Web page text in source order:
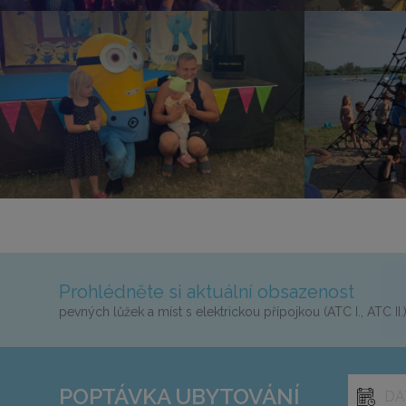
Prohlédněte si aktuální obsazenost
pevných lůžek a míst s elektrickou přípojkou (ATC I., ATC II.)
POPTÁVKA UBYTOVÁNÍ